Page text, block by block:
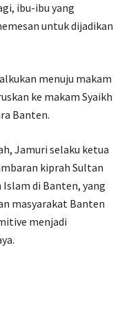
ibu-ibu yang
untuk dijadikan
menuju makam
ke makam Syaikh
Banten.
Jamuri selaku ketua
kiprah Sultan
Islam di Banten, yang
masyarakat Banten
menjadi